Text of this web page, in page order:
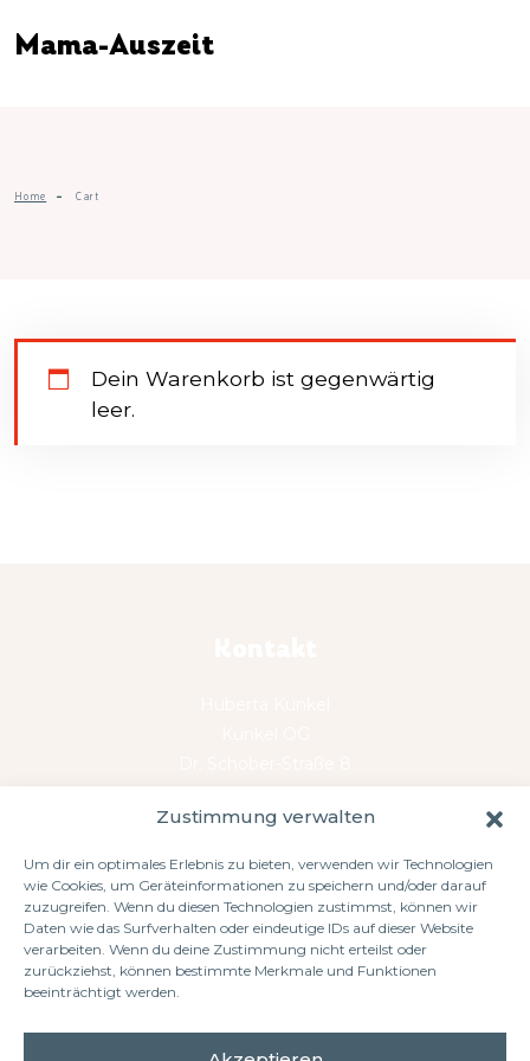
Zustimmung verwalten
Um dir ein optimales Erlebnis zu bieten, verwenden wir Technologien
wie Cookies, um Geräteinformationen zu speichern und/oder darauf
zuzugreifen. Wenn du diesen Technologien zustimmst, können wir
Daten wie das Surfverhalten oder eindeutige IDs auf dieser Website
verarbeiten. Wenn du deine Zustimmung nicht erteilst oder
zurückziehst, können bestimmte Merkmale und Funktionen
beeinträchtigt werden.
Mama-Auszeit
Home Cart
Dein Warenkorb ist gegenwärtig
leer.
1130 Wien
Österreich
T: +43 664 23 27 304
Rechtliches
AGB